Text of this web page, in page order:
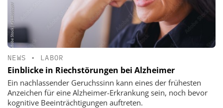
NEWS • LABOR
Einblicke in Riechstörungen bei Alzheimer
Ein nachlassender Geruchssinn kann eines der frühesten
Anzeichen für eine Alzheimer-Erkrankung sein, noch bevor
kognitive Beeinträchtigungen auftreten.